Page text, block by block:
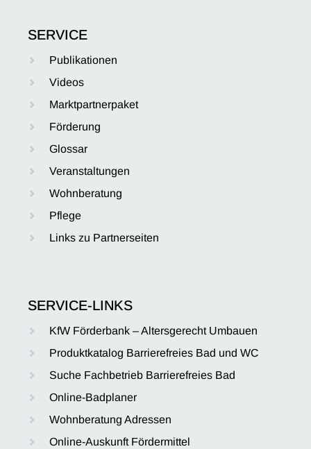
SERVICE
Publikationen
Videos
Marktpartnerpaket
Förderung
Glossar
Veranstaltungen
Wohnberatung
Pflege
Links zu Partnerseiten
SERVICE-LINKS
KfW Förderbank – Altersgerecht Umbauen
Produktkatalog Barrierefreies Bad und WC
Suche Fachbetrieb Barrierefreies Bad
Online-Badplaner
Wohnberatung Adressen
Online-Auskunft Fördermittel